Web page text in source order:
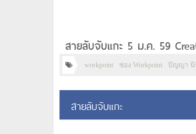
สายลับจับแกะ 5 ม.ค. 59
workpoint ช่อง Workpoint ปัญญา นิ
สายลับจับแกะ